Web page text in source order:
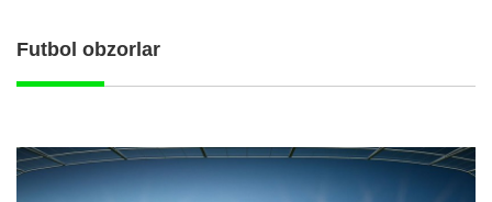
Futbol obzorlar